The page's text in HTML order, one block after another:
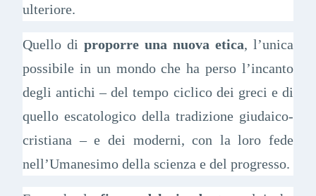
ulteriore.
Quello di proporre una nuova etica, l’unica
possibile in un mondo che ha perso l’incanto
degli antichi – del tempo ciclico dei greci e di
quello escatologico della tradizione giudaico-
cristiana – e dei moderni, con la loro fede
nell’Umanesimo della scienza e del progresso.